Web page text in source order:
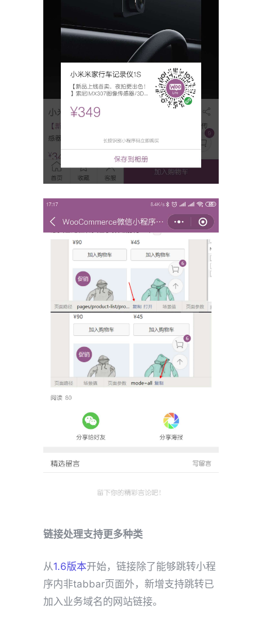
链接处理支持更多种类
从1.6版本开始，链接除了能够跳转小程
序内非tabbar页面外，新增支持跳转已
加入业务域名的网站链接。